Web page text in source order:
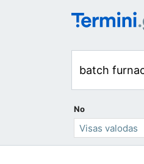
No